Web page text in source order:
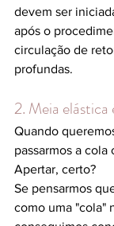
devem ser
após o
circulação de
profundas.
2. Meia
Quando
passarmos a cola
Apertar, certo?
Se pensarmos
como uma "cola"